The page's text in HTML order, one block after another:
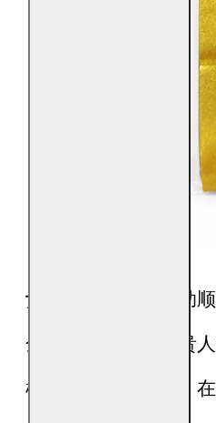
贵人金 用于引贵扶助
金，主要用于祈愿贵
机缘得以顺利开启。